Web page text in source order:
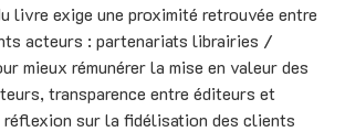
livre exige une proximité retrouvée entre
acteurs : partenariats librairies /
mieux rémunérer la mise en valeur des
transparence entre éditeurs et
réflexion sur la fidélisation des clients